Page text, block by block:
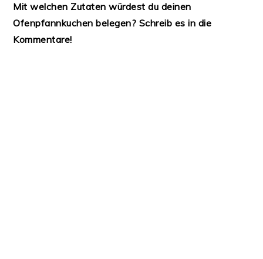
Mit welchen Zutaten würdest du deinen
Ofenpfannkuchen belegen? Schreib es in die
Kommentare!